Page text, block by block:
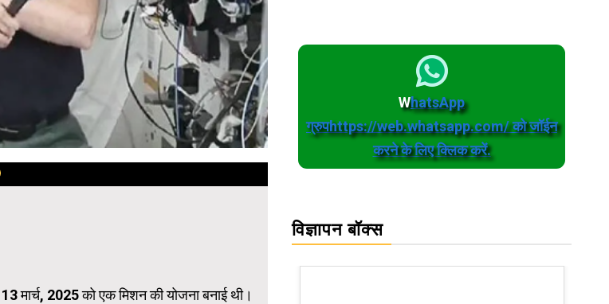
मार्च, 2025 को एक मिशन की योजना बनाई थी।
WhatsApp
ग्रुपhttps://web.whatsapp.com/ को जॉईन
करने के लिए क्लिक करें.
विज्ञापन बॉक्स